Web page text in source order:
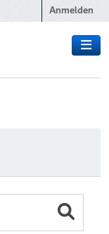
Anmelden